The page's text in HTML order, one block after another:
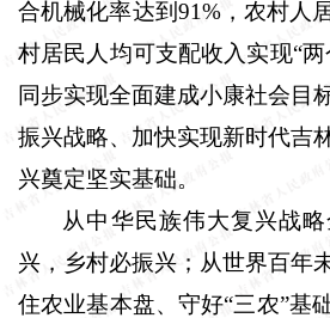
合机械化率达到 91%，农村人
村居民人均可支配收入实现“
同步实现全面建成小康社会目
振兴战略、加快实现新时代吉
兴奠定坚实基础。
从中华民族伟大复兴战
兴，乡村必振兴；从世界百年
住农业基本盘、守好“三农”基